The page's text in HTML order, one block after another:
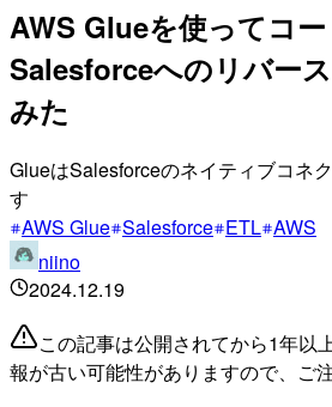
AWS Glueを使ってコ
Salesforceへのリバー
みた
GlueはSalesforceのネイティブコネ
す
AWS Glue Salesforce ETL AWS
niino
2024.12.19
この記事は公開されてから1年以
報が古い可能性がありますので、ご